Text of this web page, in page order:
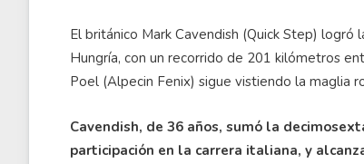
El británico Mark Cavendish (Quick Step)
Hungría, con un recorrido de 201 kilómetros
Poel (Alpecin Fenix) sigue vistiendo la maglia
Cavendish, de 36 años, sumó la
participación en la carrera italiana, y